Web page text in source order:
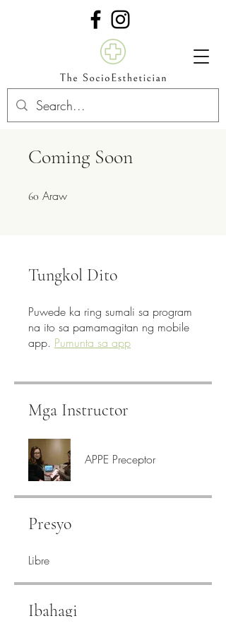
Coming Soon
60 Araw
Tungkol Dito
Puwede ka ring sumali sa program
na ito sa pamamagitan ng mobile
app. Pumunta sa app
Mga Instructor
APPE Preceptor
Presyo
Libre
Ibahagi